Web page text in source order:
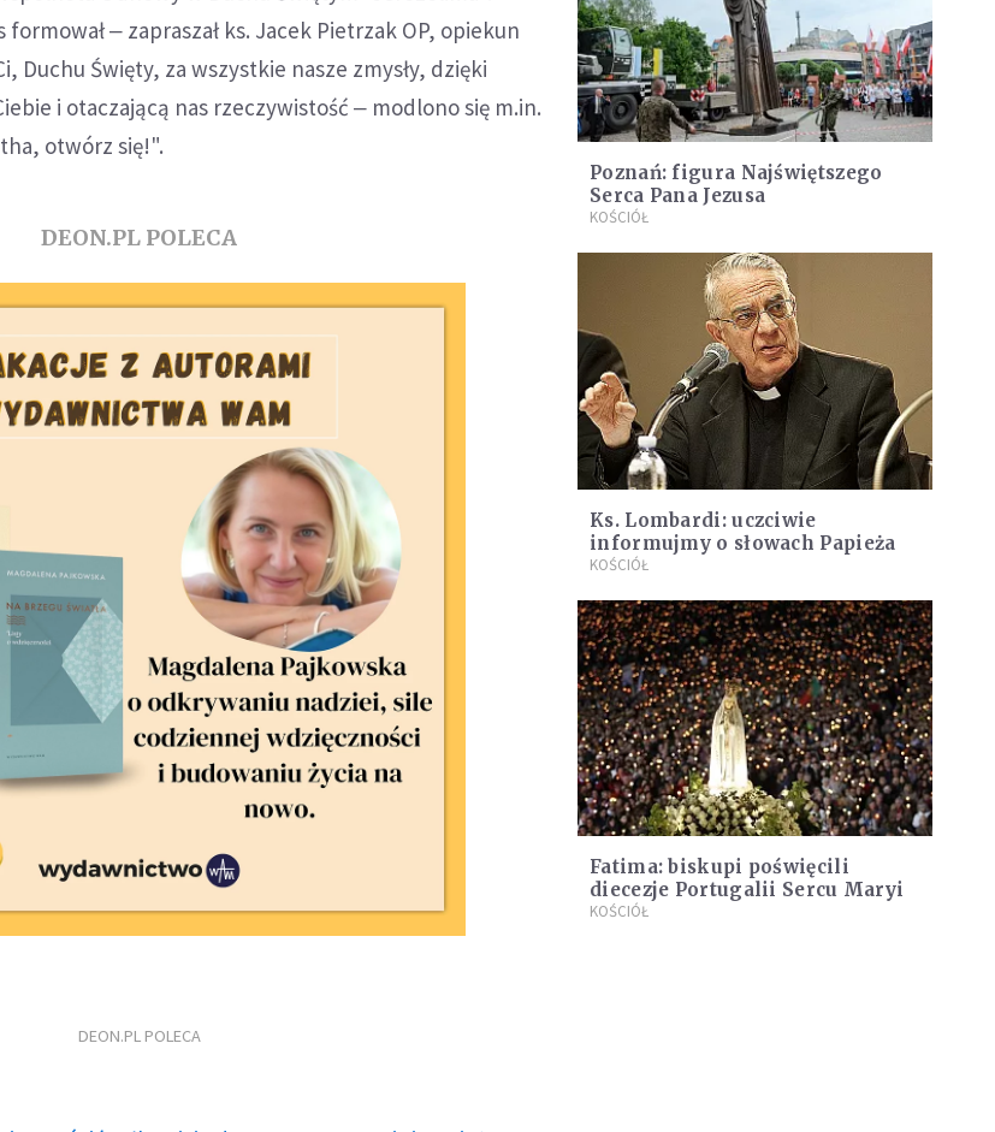
‒ zapraszał ks. Jacek Pietrzak OP, opiekun
Duchu Święty, za wszystkie nasze zmysły, dzięki
i otaczającą nas rzeczywistość ‒ modlono się m.in.
otwórz się!".
DEON.PL POLECA
DEON.PL POLECA
Poznań: figura Najświętszego
Serca Pana Jezusa
KOŚCIÓŁ
Ks. Lombardi: uczciwie
informujmy o słowach Papieża
KOŚCIÓŁ
Fatima: biskupi poświęcili
diecezje Portugalii Sercu Maryi
KOŚCIÓŁ